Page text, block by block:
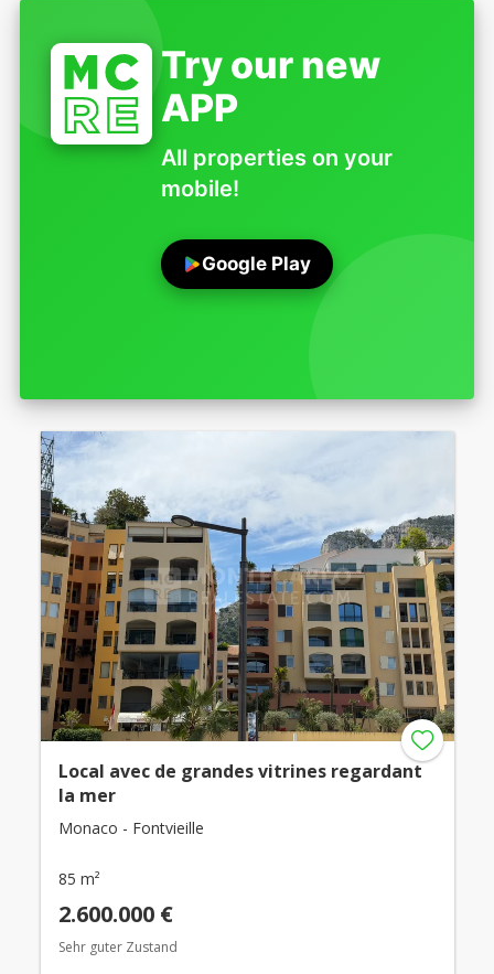
Try our new
APP
All properties on your
mobile!
Google Play
Local avec de grandes vitrines regardant
la mer
Monaco - Fontvieille
85 m²
2.600.000 €
Sehr guter Zustand